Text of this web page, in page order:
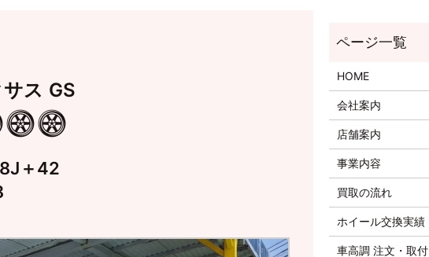
ス GS
＋42
HOME
会社案内
店舗案内
事業内容
買取の流れ
ホイール交換実績
車高調 注文・取付